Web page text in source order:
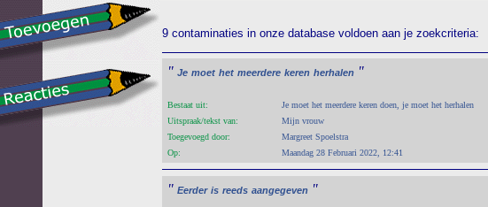
9 contaminaties in onze database voldoen aan je zoekcriteria:
" Je moet het meerdere keren herhalen "
Bestaat uit:
Je moet het meerdere keren doen, je moet het herhalen
Uitspraak/tekst van:
Mijn vrouw
Toegevoegd door:
Margreet Spoelstra
Op:
Maandag 28 Februari 2022, 12:41
" Eerder is reeds aangegeven "